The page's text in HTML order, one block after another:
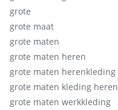
grote
grote maat
grote maten
grote maten heren
grote maten herenkleding
grote maten kleding heren
grote maten werkkleding